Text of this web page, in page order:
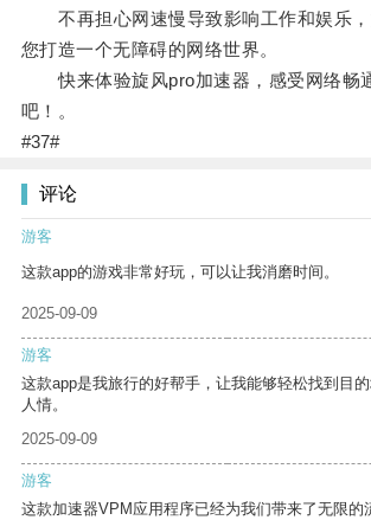
不再担心网速慢导致影响工作和娱乐，
您打造一个无障碍的网络世界。
快来体验旋风pro加速器，感受网络畅
吧！。
#37#
评论
游客
这款app的游戏非常好玩，可以让我消磨时间。
2025-09-09
游客
这款app是我旅行的好帮手，让我能够轻松找到目
人情。
2025-09-09
游客
这款加速器VPM应用程序已经为我们带来了无限的